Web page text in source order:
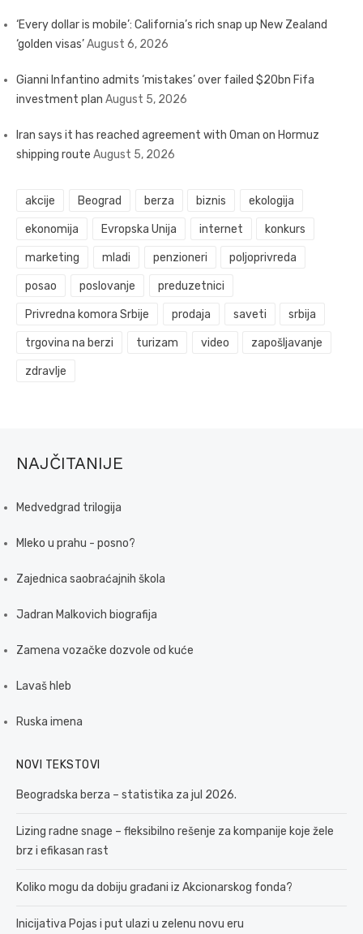
‘Every dollar is mobile’: California’s rich snap up New Zealand
‘golden visas’August 6, 2026
Gianni Infantino admits ‘mistakes’ over failed $20bn Fifa
investment plan August 5, 2026
Iran says it has reached agreement with Oman on Hormuz
shipping route August 5, 2026
akcije Beograd berza biznis ekologija
ekonomija Evropska Unija internet konkurs
marketing mladi penzioneri poljoprivreda
posao poslovanje preduzetnici
Privredna komora Srbije prodaja saveti srbija
trgovina na berzi turizam video zapošljavanje
zdravlje
NAJČITANIJE
Medvedgrad trilogija
Mleko u prahu - posno?
Zajednica saobraćajnih škola
Jadran Malkovich biografija
Zamena vozačke dozvole od kuće
Lavaš hleb
Ruska imena
NOVI TEKSTOVI
Beogradska berza – statistika za jul 2026.
Lizing radne snage – fleksibilno rešenje za kompanije koje žele
brz i efikasan rast
Koliko mogu da dobiju građani iz Akcionarskog fonda?
Inicijativa Pojas i put ulazi u zelenu novu eru